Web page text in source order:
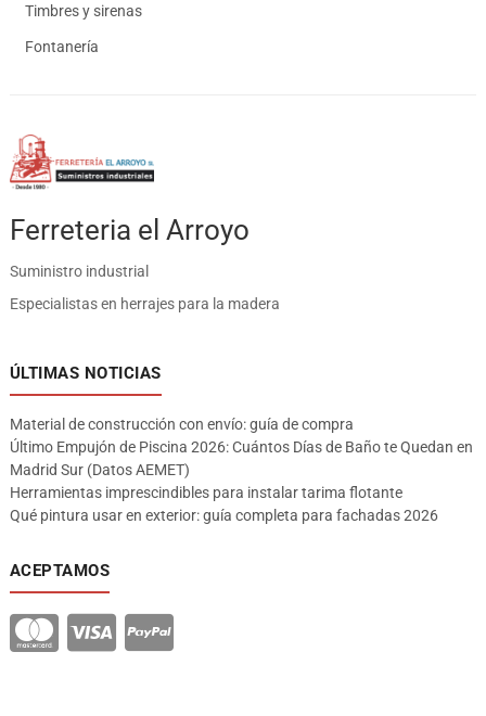
Timbres y sirenas
Fontanería
Ferreteria el Arroyo
Suministro industrial
Especialistas en herrajes para la madera
ÚLTIMAS NOTICIAS
Material de construcción con envío: guía de compra
Último Empujón de Piscina 2026: Cuántos Días de Baño te Quedan en
Madrid Sur (Datos AEMET)
Herramientas imprescindibles para instalar tarima flotante
Qué pintura usar en exterior: guía completa para fachadas 2026
ACEPTAMOS